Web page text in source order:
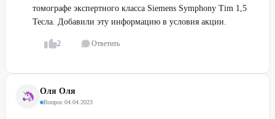
томографе экспертного класса Siemens Symphony Tim 1,5
Тесла. Добавили эту информацию в условия акции.
2 Ответить
Оля Оля
Вопрос·04.04.2023